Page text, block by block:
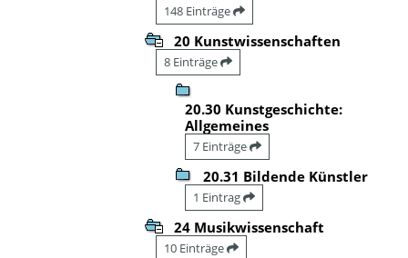
148 Einträge
20 Kunstwissenschaften
8 Einträge
20.30 Kunstgeschichte:
Allgemeines
7 Einträge
20.31 Bildende Künstler
1 Eintrag
24 Musikwissenschaft
10 Einträge